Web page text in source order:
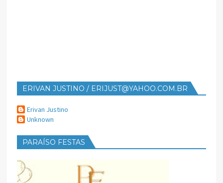
ERIVAN JUSTINO / ERIJUST@YAHOO.COM.BR
Erivan Justino
Unknown
PARAÍSO FESTAS